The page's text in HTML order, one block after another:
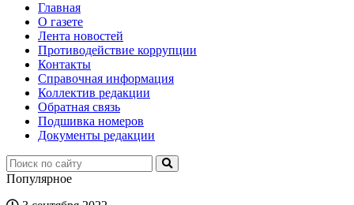
Главная
О газете
Лента новостей
Противодействие коррупции
Контакты
Справочная информация
Коллектив редакции
Обратная связь
Подшивка номеров
Документы редакции
Популярное